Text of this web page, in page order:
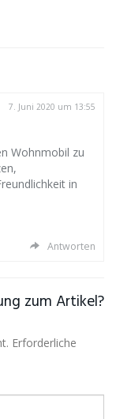
7. Juni 2020 um 13:55
Wohnmobil zu
in
Antworten
zum Artikel?
Erforderliche